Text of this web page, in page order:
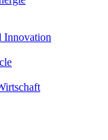
Innovation